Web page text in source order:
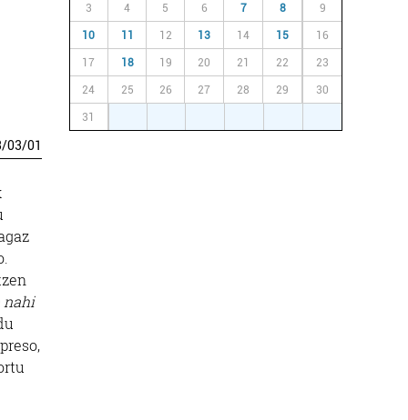
/03/01
nahi
3 4 5 6 7 8 9
10 11 12 13 14 15 16
17 18 19 20 21 22 23
24 25 26 27 28 29 30
31